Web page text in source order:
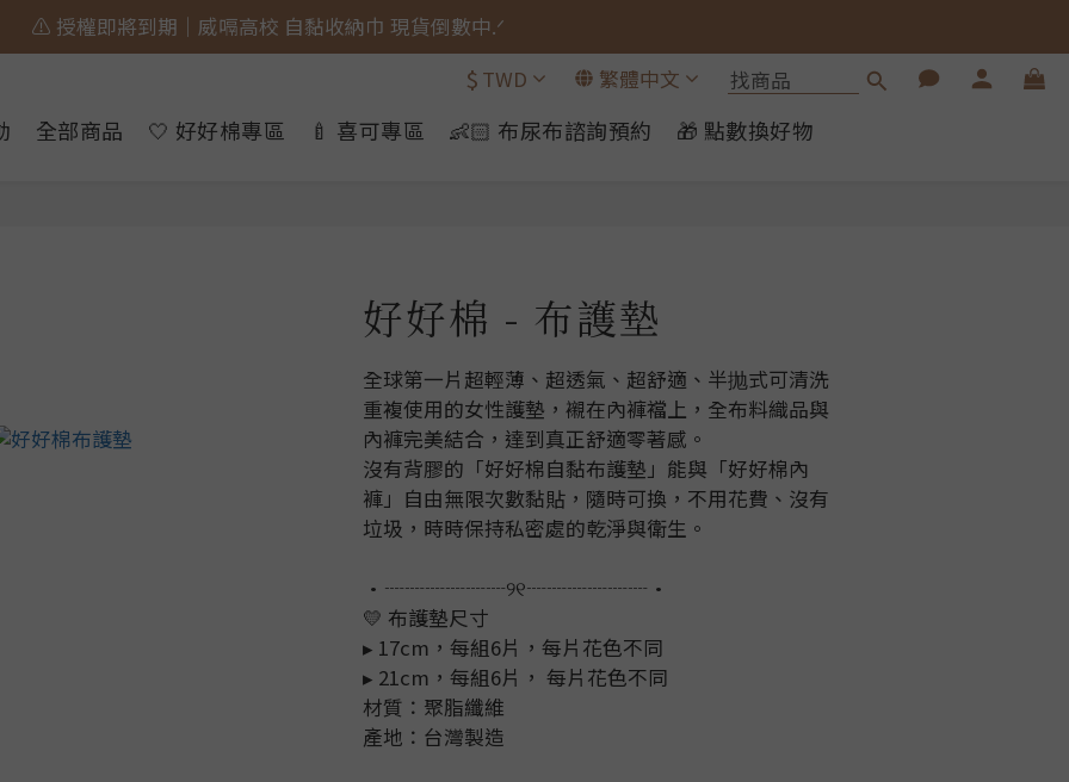
🎀 蝴蝶結貓貓的大人系日常 新上市⋆˚𝜗𝜚˚⋆
🎀 蝴蝶結貓貓的大人系日常 新上市⋆˚𝜗𝜚˚⋆
⚠️ 授權即將到期｜威嗝高校 自黏收納巾 現貨倒數中.ᐟ
$ TWD 繁體中文
全部商品 🤍 好好棉專區 🍼 喜可專區 👶🏻 布尿布諮詢預約 🎁 點數換好物
好好棉 - 布護墊
全球第一片超輕薄、超透氣、超舒適、半抛式可清洗
重複使用的女性護墊，襯在內褲襠上，全布料織品與
內褲完美結合，達到真正舒適零著感。
沒有背膠的「好好棉自黏布護墊」能與「好好棉內
褲」自由無限次數黏貼，隨時可換，不用花費、沒有
垃圾，時時保持私密處的乾淨與衛生。
•┈┈┈┈┈┈୨୧┈┈┈┈┈┈•
💛 布護墊尺寸
▸ 17cm，每組6片，每片花色不同
▸ 21cm，每組6片， 每片花色不同
材質：聚脂纖維
產地：台灣製造